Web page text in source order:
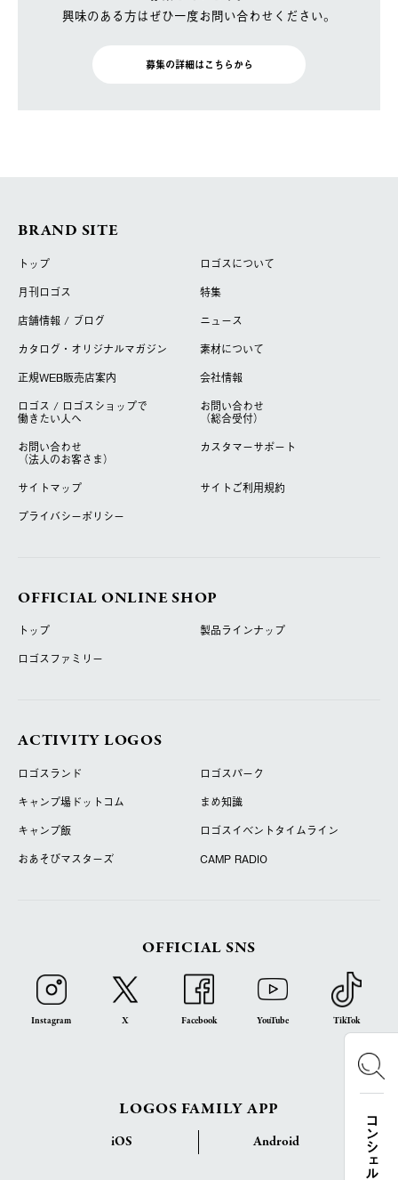
興味のある方はぜひ一度お問い合わせください。
募集の詳細はこちらから
BRAND SITE
トップ
ロゴスについて
月刊ロゴス
特集
店舗情報 / ブログ
ニュース
カタログ・オリジナルマガジン
素材について
正規WEB販売店案内
会社情報
ロゴス / ロゴスショップで
働きたい人へ
お問い合わせ
（総合受付）
お問い合わせ
（法人のお客さま）
カスタマーサポート
サイトマップ
サイトご利用規約
プライバシーポリシー
OFFICIAL ONLINE SHOP
トップ
製品ラインナップ
ロゴスファミリー
ACTIVITY LOGOS
ロゴスランド
ロゴスパーク
キャンプ場ドットコム
まめ知識
キャンプ飯
ロゴスイベントタイムライン
おあそびマスターズ
CAMP RADIO
OFFICIAL SNS
Instagram X Facebook YouTube TikTok
LOGOS FAMILY APP
iOS Android